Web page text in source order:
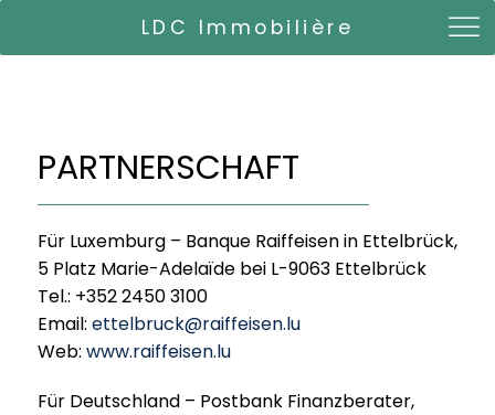
LDC Immobilière
PARTNERSCHAFT
Für Luxemburg – Banque Raiffeisen in Ettelbrück,
5 Platz Marie-Adelaïde bei L-9063 Ettelbrück
Tel.: +352 2450 3100
Email: ettelbruck@raiffeisen.lu
Web: www.raiffeisen.lu
Für Deutschland – Postbank Finanzberater,